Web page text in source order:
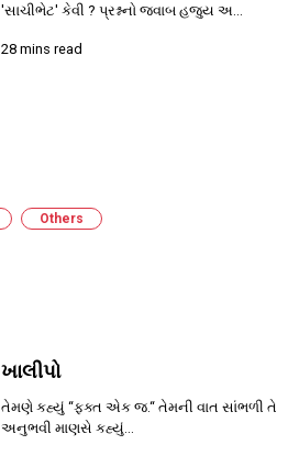
'સાચીભેટ' કેવી ? પ્રશ્નનો જવાબ હજુય અ...
28 mins read
Others
ખાલીપો
તેમણે કહ્યું “ફક્ત એક જ.“ તેમની વાત સાંભળી તે
અનુભવી માણસે કહ્યું...